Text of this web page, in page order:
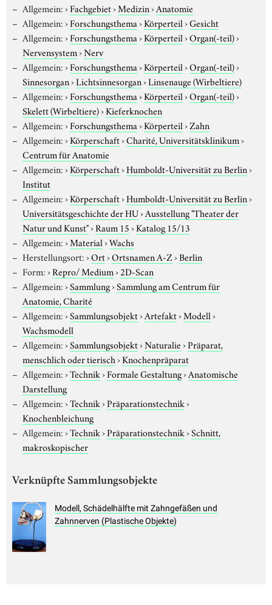
Allgemein:›Fachgebiet›Medizin›Anatomie
Allgemein:›Forschungsthema›Körperteil›Gesicht
Allgemein:›Forschungsthema›Körperteil›Organ(-teil)›
Nervensystem›Nerv
Allgemein:›Forschungsthema›Körperteil›Organ(-teil)›
Sinnesorgan›Lichtsinnesorgan›Linsenauge (Wirbeltiere)
Allgemein:›Forschungsthema›Körperteil›Organ(-teil)›
Skelett (Wirbeltiere)›Kieferknochen
Allgemein:›Forschungsthema›Körperteil›Zahn
Allgemein:›Körperschaft›Charité, Universitätsklinikum›
Centrum für Anatomie
Allgemein:›Körperschaft›Humboldt-Universität zu Berlin›
Institut
Allgemein:›Körperschaft›Humboldt-Universität zu Berlin›
Universitätsgeschichte der HU›Ausstellung "Theater der
Natur und Kunst"›Raum 15›Katalog 15/13
Allgemein:›Material›Wachs
Herstellungsort:›Ort›Ortsnamen A-Z›Berlin
Form:›Repro/ Medium›2D-Scan
Allgemein:›Sammlung›Sammlung am Centrum für
Anatomie, Charité
Allgemein:›Sammlungsobjekt›Artefakt›Modell›
Wachsmodell
Allgemein:›Sammlungsobjekt›Naturalie›Präparat,
menschlich oder tierisch›Knochenpräparat
Allgemein:›Technik›Formale Gestaltung›Anatomische
Darstellung
Allgemein:›Technik›Präparationstechnik›
Knochenbleichung
Allgemein:›Technik›Präparationstechnik›Schnitt,
makroskopischer
Verknüpfte Sammlungsobjekte
Modell, Schädelhälfte mit Zahngefäßen und
Zahnnerven (Plastische Objekte)